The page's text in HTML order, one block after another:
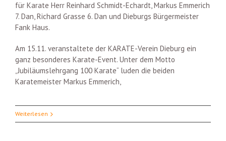
für Karate Herr Reinhard Schmidt-Echardt, Markus Emmerich
7. Dan, Richard Grasse 6. Dan und Dieburgs Bürgermeister
Fank Haus.
Am 15.11. veranstaltete der KARATE-Verein Dieburg ein
ganz besonderes Karate-Event. Unter dem Motto
„Jubiläumslehrgang 100 Karate“ luden die beiden
Karatemeister Markus Emmerich,
Weiterlesen